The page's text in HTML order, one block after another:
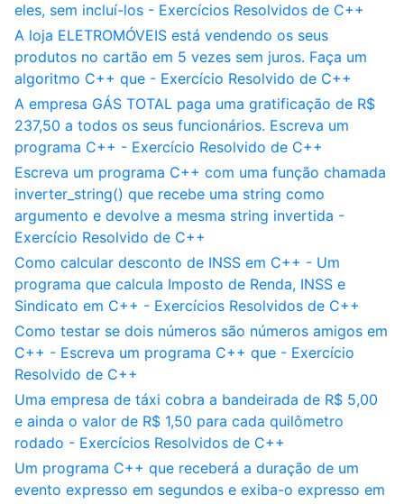
eles, sem incluí-los - Exercícios Resolvidos de C++
A loja ELETROMÓVEIS está vendendo os seus
produtos no cartão em 5 vezes sem juros. Faça um
algoritmo C++ que - Exercício Resolvido de C++
A empresa GÁS TOTAL paga uma gratificação de R$
237,50 a todos os seus funcionários. Escreva um
programa C++ - Exercício Resolvido de C++
Escreva um programa C++ com uma função chamada
inverter_string() que recebe uma string como
argumento e devolve a mesma string invertida -
Exercício Resolvido de C++
Como calcular desconto de INSS em C++ - Um
programa que calcula Imposto de Renda, INSS e
Sindicato em C++ - Exercícios Resolvidos de C++
Como testar se dois números são números amigos em
C++ - Escreva um programa C++ que - Exercício
Resolvido de C++
Uma empresa de táxi cobra a bandeirada de R$ 5,00
e ainda o valor de R$ 1,50 para cada quilômetro
rodado - Exercícios Resolvidos de C++
Um programa C++ que receberá a duração de um
evento expresso em segundos e exiba-o expresso em